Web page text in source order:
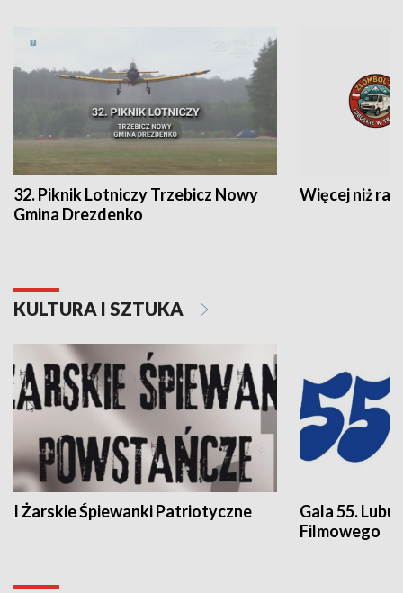
32. Piknik Lotniczy Trzebicz Nowy
Gmina Drezdenko
Więcej niż rajd
KULTURA I SZTUKA
I Żarskie Śpiewanki Patriotyczne
Gala 55.
Filmowego